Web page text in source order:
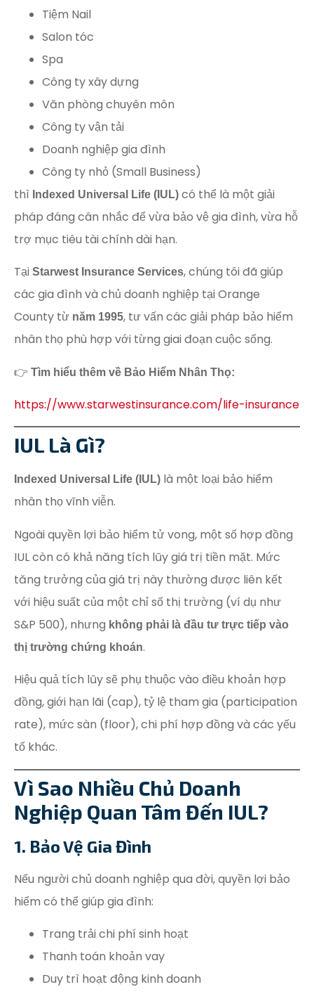
Tiệm Nail
Salon tóc
Spa
Công ty xây dựng
Văn phòng chuyên môn
Công ty vận tải
Doanh nghiệp gia đình
Công ty nhỏ (Small Business)
thì Indexed Universal Life (IUL) có thể là một giải
pháp đáng cân nhắc để vừa bảo vệ gia đình, vừa hỗ
trợ mục tiêu tài chính dài hạn.
Tại Starwest Insurance Services, chúng tôi đã giúp
các gia đình và chủ doanh nghiệp tại Orange
County từ năm 1995, tư vấn các giải pháp bảo hiểm
nhân thọ phù hợp với từng giai đoạn cuộc sống.
👉 Tìm hiểu thêm về Bảo Hiểm Nhân Thọ:
https://www.starwestinsurance.com/life-insurance
IUL Là Gì?
Indexed Universal Life (IUL) là một loại bảo hiểm
nhân thọ vĩnh viễn.
Ngoài quyền lợi bảo hiểm tử vong, một số hợp đồng
IUL còn có khả năng tích lũy giá trị tiền mặt. Mức
tăng trưởng của giá trị này thường được liên kết
với hiệu suất của một chỉ số thị trường (ví dụ như
S&P 500), nhưng không phải là đầu tư trực tiếp vào
thị trường chứng khoán.
Hiệu quả tích lũy sẽ phụ thuộc vào điều khoản hợp
đồng, giới hạn lãi (cap), tỷ lệ tham gia (participation
rate), mức sàn (floor), chi phí hợp đồng và các yếu
tố khác.
Vì Sao Nhiều Chủ Doanh
Nghiệp Quan Tâm Đến IUL?
1. Bảo Vệ Gia Đình
Nếu người chủ doanh nghiệp qua đời, quyền lợi bảo
hiểm có thể giúp gia đình:
Trang trải chi phí sinh hoạt
Thanh toán khoản vay
Duy trì hoạt động kinh doanh